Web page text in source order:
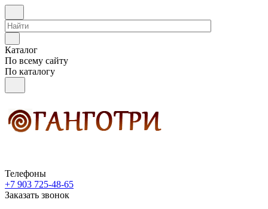
Каталог
По всему сайту
По каталогу
Телефоны
+7 903 725-48-65
Заказать звонок